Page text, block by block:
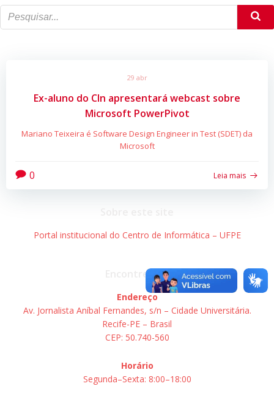
29 abr
Ex-aluno do CIn apresentará webcast sobre
Microsoft PowerPivot
Mariano Teixeira é Software Design Engineer in Test (SDET) da
Microsoft
0 Leia mais
Portal institucional do Centro de Informática – UFPE
Encontre-nos
Endereço
Av. Jornalista Aníbal Fernandes, s/n – Cidade Universitária.
Recife-PE – Brasil
CEP: 50.740-560
Horário
Segunda–Sexta: 8:00–18:00